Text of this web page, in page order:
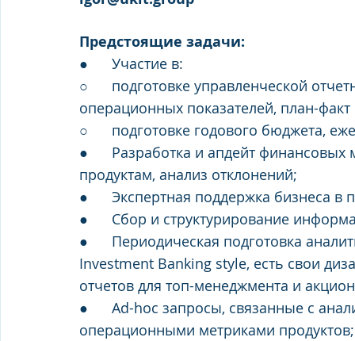
Предстоящие задачи:
●      Участие в:
○      подготовке управленческой
операционных показателей, план-
○      подготовке годового бюджета,
●      Разработка и апдейт
продуктам, анализ отклонений;
●      Экспертная поддержка бизнеса в
●      Сбор и структурирование
●      Периодическая подготовка
Investment Banking style, есть свои
отчетов для топ-менеджмента и
●      Ad-hoc запросы, связанные с
операционными метриками продуктов;